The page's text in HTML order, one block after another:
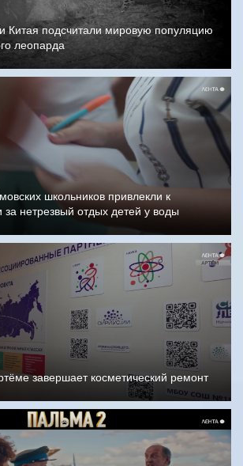
Китая подсчитали мировую популяцию
леопарда
школьников привлекли к
за нетрезвый отдых детей у воды
завершает косметический ремонт